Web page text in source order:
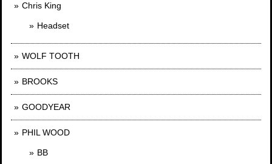
Chris King
Headset
WOLF TOOTH
BROOKS
GOODYEAR
PHIL WOOD
BB